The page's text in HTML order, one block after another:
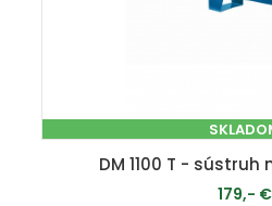
DM 1100 T - sústruh
179,- €